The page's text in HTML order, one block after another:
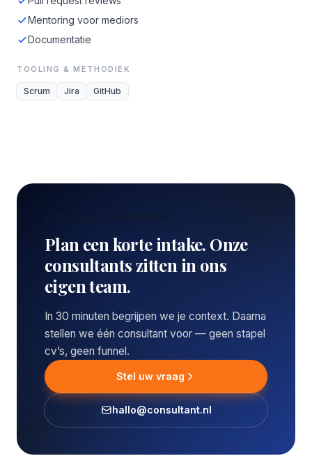
Mentoring voor mediors
Documentatie
TOOLING & METHODIEK
Scrum Jira GitHub
CONCREET VRAAGSTUK?
Plan een korte intake. Onze
consultants zitten in ons
eigen team.
In 30 minuten begrijpen we je context. Daarna
stellen we één consultant voor — geen stapel
cv’s, geen funnel.
Stel uw vraag
hallo@consultant.nl